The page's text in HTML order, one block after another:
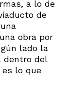
a lo de
de
obra por
lado la
dentro del
es lo que